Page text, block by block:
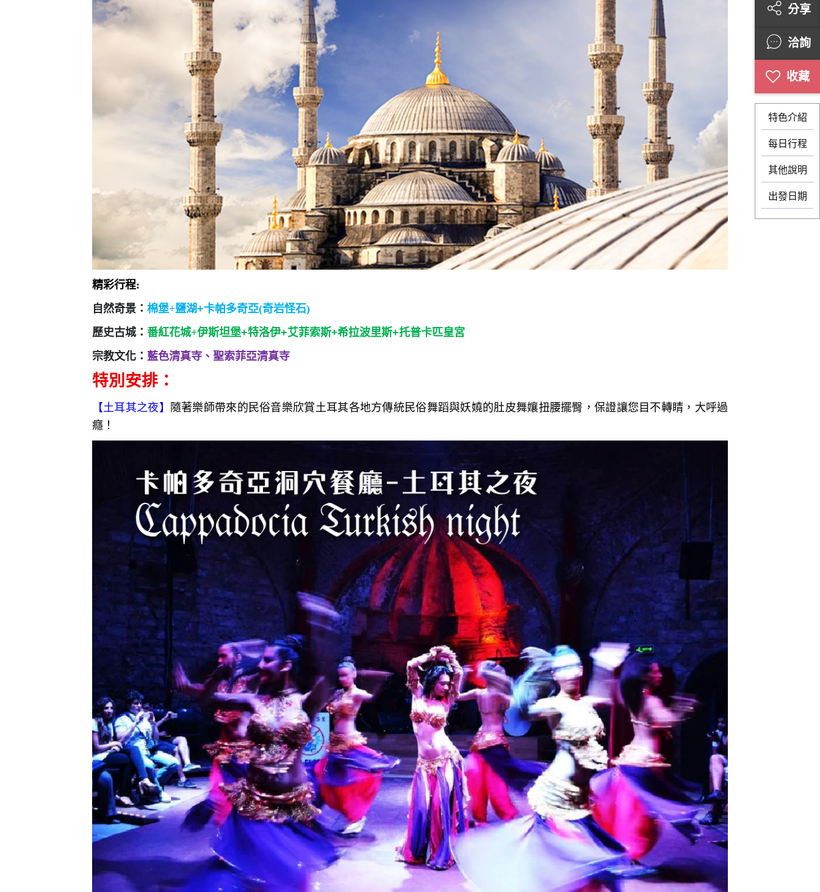
分享
洽詢
特色介紹
每日行程
其他說明
出發日期
精彩行程:
自然奇景： 棉堡+鹽湖+卡帕多奇亞(奇岩怪石)
歷史古城： 番紅花城+伊斯坦堡+特洛伊+艾菲索斯+希拉波里斯+托普卡匹皇宮
宗教文化： 藍色清真寺、聖索菲亞清真寺
特別安排：
【土耳其之夜】
隨著樂師帶來的民俗音樂欣賞土耳其各地方傳統民俗舞蹈與妖嬈的肚皮舞孃扭腰擺臀，保證讓您目不轉睛，大呼過
癮！